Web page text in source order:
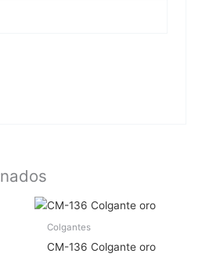
Colgantes
CM-136 Colgante oro